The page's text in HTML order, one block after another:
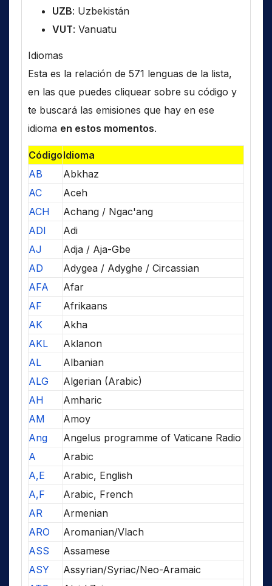
UZB: Uzbekistán
VUT: Vanuatu
Idiomas
Esta es la relación de 571 lenguas de la lista,
en las que puedes cliquear sobre su código y
te buscará las emisiones que hay en ese
idioma en estos momentos.
CódigoIdioma
AB
Abkhaz
AC
Aceh
ACH
Achang / Ngac'ang
ADI
Adi
AJ
Adja / Aja-Gbe
AD
Adygea / Adyghe / Circassian
AFA
Afar
AF
Afrikaans
AK
Akha
AKL
Aklanon
AL
Albanian
ALG
Algerian (Arabic)
AH
Amharic
AM
Amoy
Ang
Angelus programme of Vaticane Radio
A
Arabic
A,E
Arabic, English
A,F
Arabic, French
AR
Armenian
ARO
Aromanian/Vlach
ASS
Assamese
ASY
Assyrian/Syriac/Neo-Aramaic